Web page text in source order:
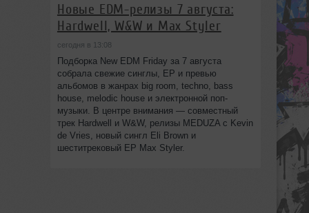
Новые EDM-релизы 7 августа:
Hardwell, W&W и Max Styler
сегодня в 13:08
Подборка New EDM Friday за 7 августа
собрала свежие синглы, EP и превью
альбомов в жанрах big room, techno, bass
house, melodic house и электронной поп-
музыки. В центре внимания — совместный
трек Hardwell и W&W, релизы MEDUZA с Kevin
de Vries, новый сингл Eli Brown и
шеститрековый EP Max Styler.